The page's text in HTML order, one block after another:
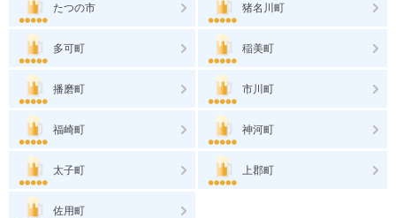
たつの市 猪名川町
多可町 稲美町
播磨町 市川町
福崎町 神河町
太子町 上郡町
佐用町